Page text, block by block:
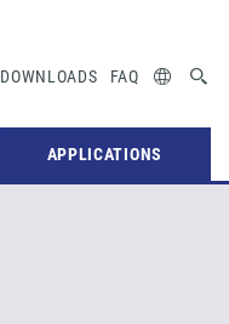
DOWNLOADS FAQ
APPLICATIONS